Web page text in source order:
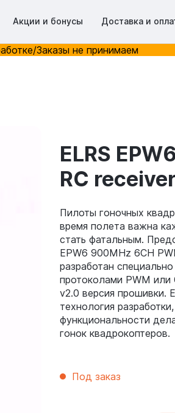
Акции и бонусы Доставка и
Заказы не принимаем
ELRS
RC
Пилоты гоночных
время полета важна
стать фатальным.
EPW6 900MHz 6CH
разработан
протоколами PWM или
v2.0 версия прошивки.
технология
функциональности
гонок квадрокоптеров.
Под заказ